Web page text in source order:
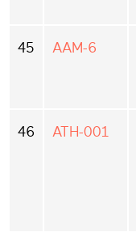
45 AAM-6
46 ATH-001